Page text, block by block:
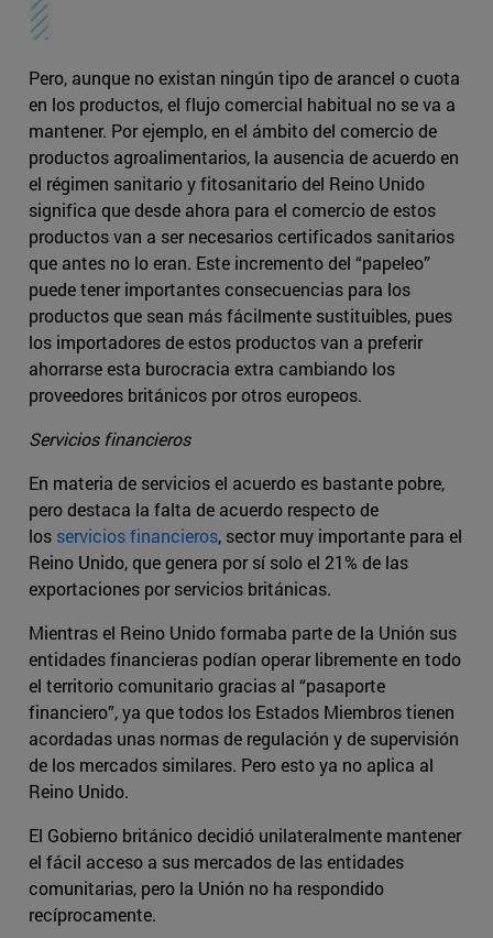
Pero, aunque no existan ningún tipo de arancel o cuota
en los productos, el flujo comercial habitual no se va a
mantener. Por ejemplo, en el ámbito del comercio de
productos agroalimentarios, la ausencia de acuerdo en
el régimen sanitario y fitosanitario del Reino Unido
significa que desde ahora para el comercio de estos
productos van a ser necesarios certificados sanitarios
que antes no lo eran. Este incremento del “papeleo”
puede tener importantes consecuencias para los
productos que sean más fácilmente sustituibles, pues
los importadores de estos productos van a preferir
ahorrarse esta burocracia extra cambiando los
proveedores británicos por otros europeos.
Servicios financieros
En materia de servicios el acuerdo es bastante pobre,
pero destaca la falta de acuerdo respecto de
los servicios financieros, sector muy importante para el
Reino Unido, que genera por sí solo el 21% de las
exportaciones por servicios británicas.
Mientras el Reino Unido formaba parte de la Unión sus
entidades financieras podían operar libremente en todo
el territorio comunitario gracias al “pasaporte
financiero”, ya que todos los Estados Miembros tienen
acordadas unas normas de regulación y de supervisión
de los mercados similares. Pero esto ya no aplica al
Reino Unido.
El Gobierno británico decidió unilateralmente mantener
el fácil acceso a sus mercados de las entidades
comunitarias, pero la Unión no ha respondido
recíprocamente.